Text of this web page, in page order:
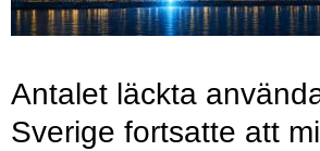
Antalet läckta
Sverige fortsatte att